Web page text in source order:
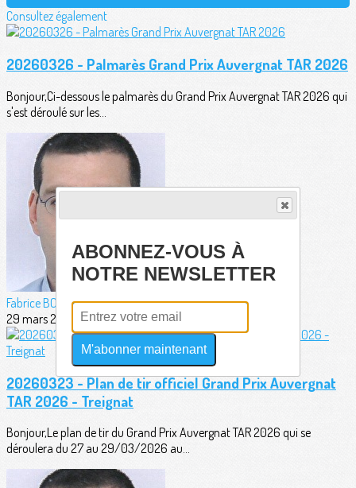
Consultez également
20260326 - Palmarès Grand Prix Auvergnat TAR 2026
Bonjour,Ci-dessous le palmarès du Grand Prix Auvergnat TAR 2026 qui
s'est déroulé sur les...
Fabrice BORDERIE
29 mars 2026
20260323 - Plan de tir officiel Grand Prix Auvergnat
TAR 2026 - Treignat
Bonjour,Le plan de tir du Grand Prix Auvergnat TAR 2026 qui se
déroulera du 27 au 29/03/2026 au...
ABONNEZ-VOUS À
NOTRE NEWSLETTER
M'abonner maintenant